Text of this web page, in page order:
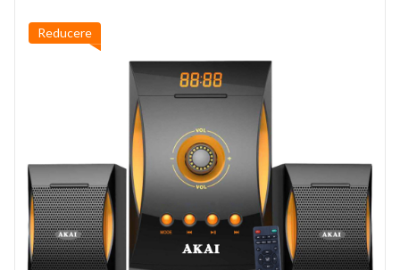
Reducere